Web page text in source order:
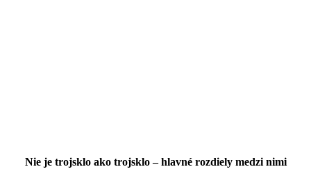
Nie je trojsklo ako trojsklo – hlavné rozdiely medzi nimi